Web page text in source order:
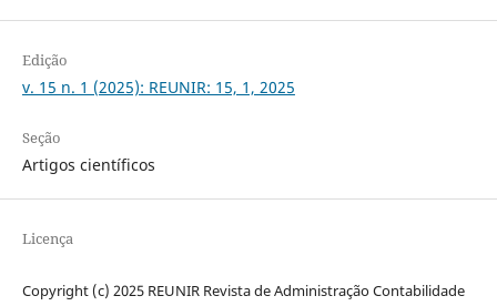
Edição
v. 15 n. 1 (2025): REUNIR: 15, 1, 2025
Seção
Artigos científicos
Licença
Copyright (c) 2025 REUNIR Revista de Administração Contabilidade